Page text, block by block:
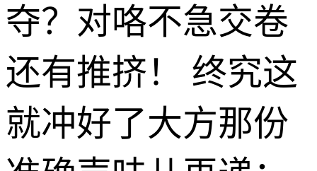
夺？对咯不急交卷
还有推挤！ 终究这
就冲好了大方那份